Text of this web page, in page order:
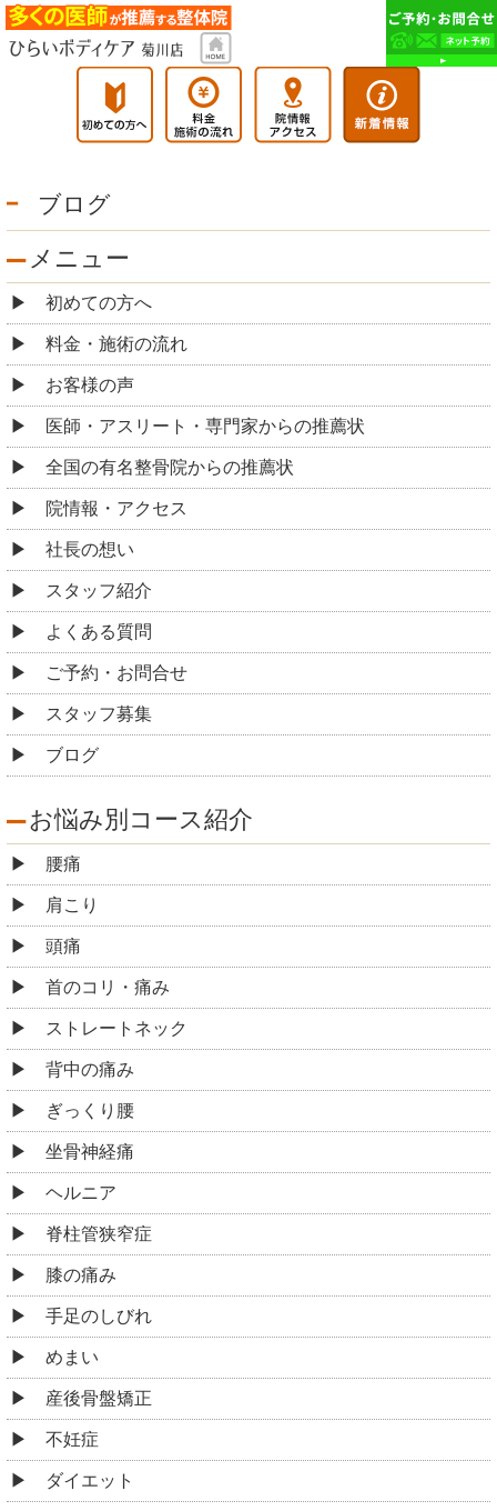
ブログ
メニュー
初めての方へ
料金・施術の流れ
お客様の声
医師・アスリート・専門家からの推薦状
全国の有名整骨院からの推薦状
院情報・アクセス
社長の想い
スタッフ紹介
よくある質問
ご予約・お問合せ
スタッフ募集
ブログ
お悩み別コース紹介
腰痛
肩こり
頭痛
首のコリ・痛み
ストレートネック
背中の痛み
ぎっくり腰
坐骨神経痛
ヘルニア
脊柱管狭窄症
膝の痛み
手足のしびれ
めまい
産後骨盤矯正
不妊症
ダイエット